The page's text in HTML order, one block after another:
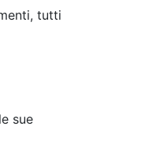
tutti
sue